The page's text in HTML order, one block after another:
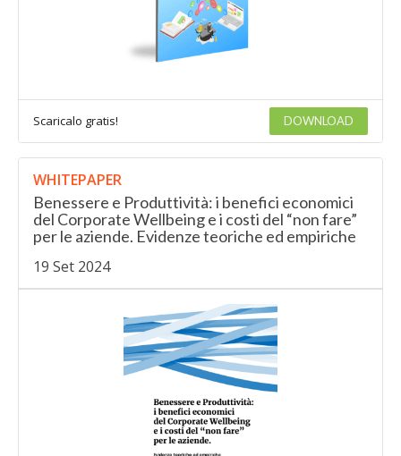
Scaricalo gratis! DOWNLOAD
WHITEPAPER
Benessere e Produttività: i benefici economici
del Corporate Wellbeing e i costi del “non fare”
per le aziende. Evidenze teoriche ed empiriche
19 Set 2024